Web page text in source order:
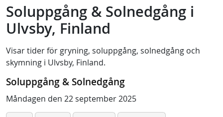
Soluppgång & Solnedgång i
Ulvsby, Finland
Visar tider för gryning, soluppgång, solnedgång och
skymning i Ulvsby, Finland.
Soluppgång & Solnedgång
Måndagen den 22 september 2025